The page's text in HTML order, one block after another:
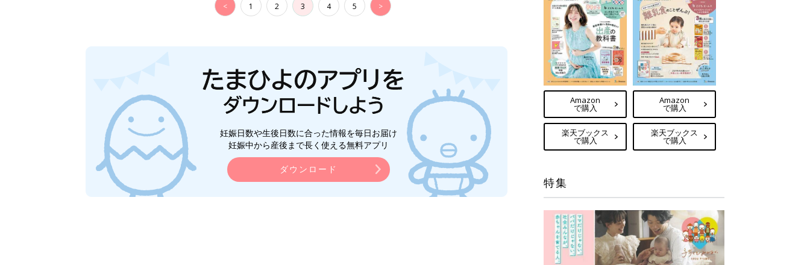
< 1 2 3 4 5 >
妊娠日数や生後日数に合った情報を毎日お届け
妊娠中から産後まで長く使える無料アプリ
ダウンロード
Amazon
で購入
楽天ブックス
で購入
Amazon
で購入
楽天ブックス
で購入
特集